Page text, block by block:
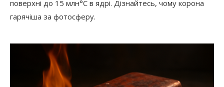
поверхні до 15 млн°C в ядрі. Дізнайтесь, чому корона
гарячіша за фотосферу.